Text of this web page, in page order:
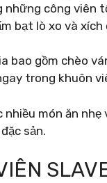
công viên
bạt lò xo và xích
bao gồm chèo
trong khuôn
món ăn nhẹ
sản.